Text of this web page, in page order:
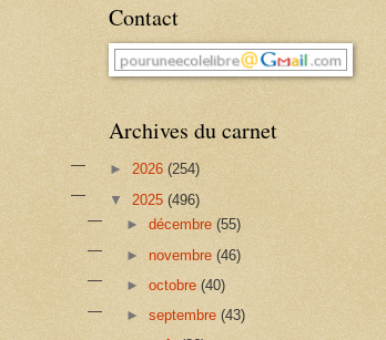
Contact
Archives du carnet
► 2026 (254)
▼ 2025 (496)
►décembre(55)
► novembre(46)
►octobre(40)
►septembre(43)